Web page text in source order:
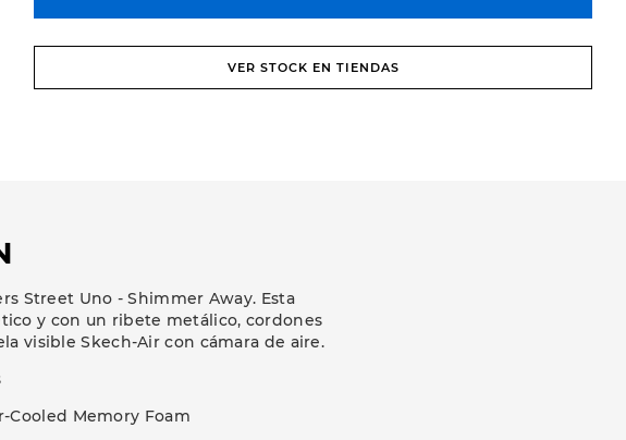
VER STOCK EN TIENDAS
Street Uno - Shimmer Away. Esta
y con un ribete metálico, cordones
visible Skech-Air con cámara de aire.
Memory Foam